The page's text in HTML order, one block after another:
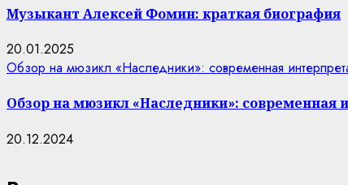
Музыкант Алексей Фомин: краткая биография
20.01.2025
Обзор на мюзикл «Наследники»: современная
Обзор на мюзикл «Наследники»: современная
20.12.2024